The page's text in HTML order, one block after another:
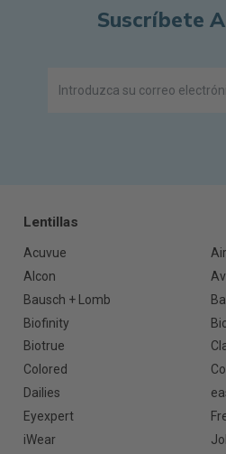
Suscríbete
Lentillas
Acuvue
Alcon
Bausch + Lomb
Biofinity
Biotrue
Colored
Dailies
Eyexpert
iWear